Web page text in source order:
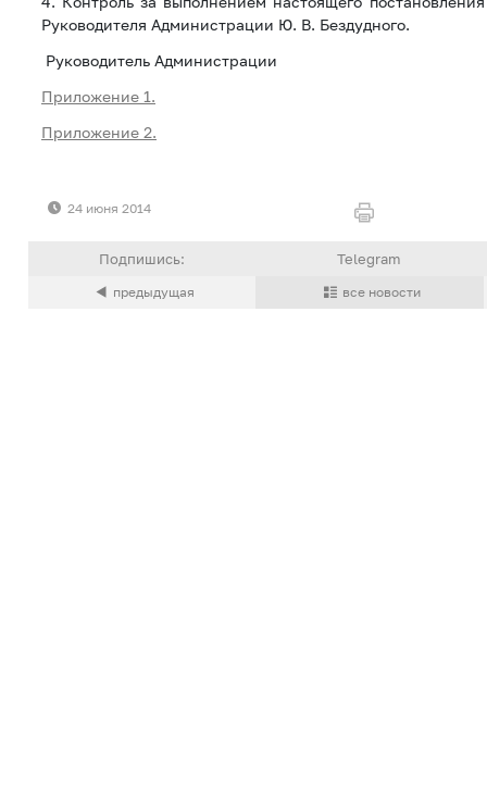
Руководителя Администрации Ю. В. Бездудного.
Руководитель Администрации
Приложение 1.
Приложение 2.
24 июня 2014